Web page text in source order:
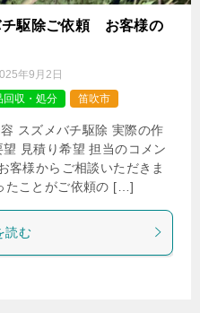
チ駆除ご依頼 お客様の
年9月2日
回収・処分 笛吹市
スズメバチ駆除 実際の作
見積り希望 担当のコメン
客様からご相談いただきま
たことがご依頼の […]
読む